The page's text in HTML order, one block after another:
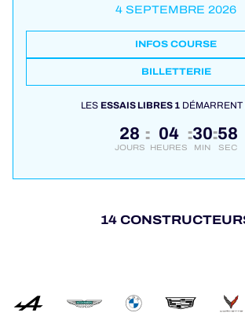
4 SEPTEMBRE 2026
INFOS COURSE
BILLETTERIE
LESESSAIS LIBRES 1DÉMARRENT
28
JOURS
: 04
HEURES
:30
MIN
:57
SEC
14